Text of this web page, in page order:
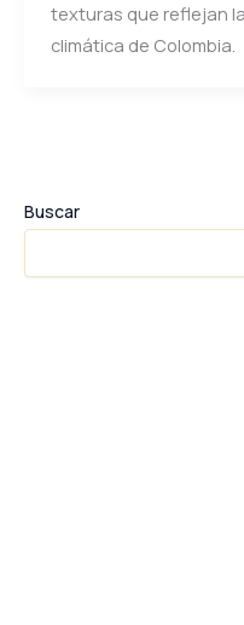
texturas que reflejan
climática de Colombia.
Buscar